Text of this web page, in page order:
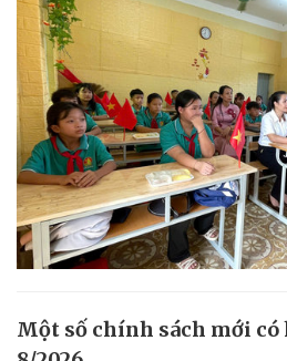
Một số chính sách mới